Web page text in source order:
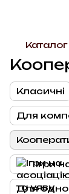
Каталог
Класичні
Для
Ігри
Для